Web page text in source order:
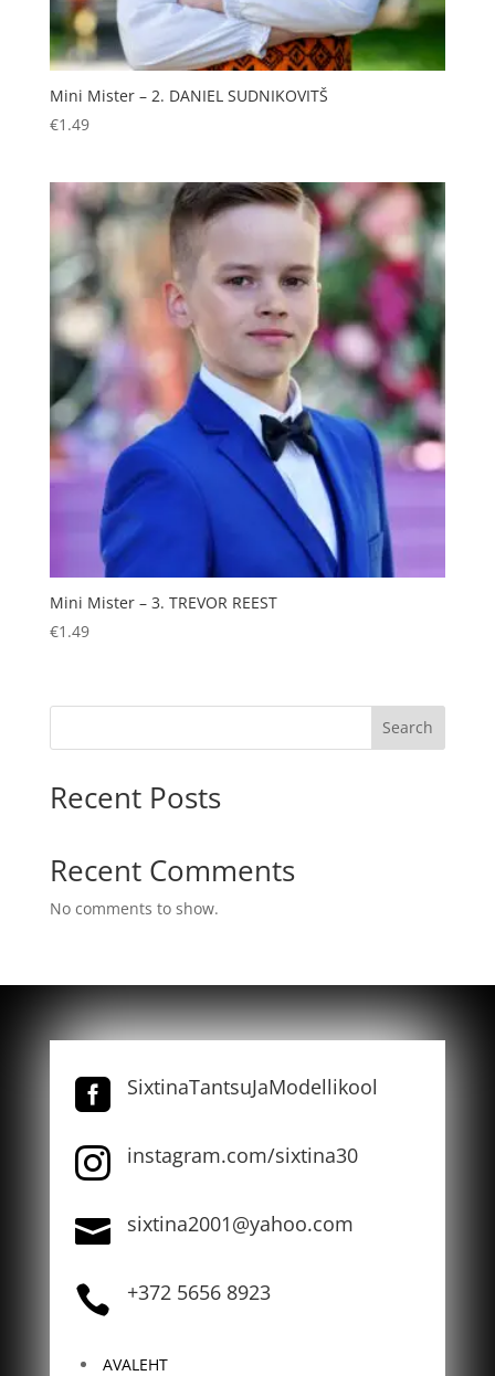
Mini Mister – 2. DANIEL SUDNIKOVITŠ
€1.49
Mini Mister – 3. TREVOR REEST
€1.49
Search
Recent Posts
Recent Comments
No comments to show.
 SixtinaTantsuJaModellikool
 instagram.com/sixtina30
 sixtina2001@yahoo.com
 +372 5656 8923
AVALEHT